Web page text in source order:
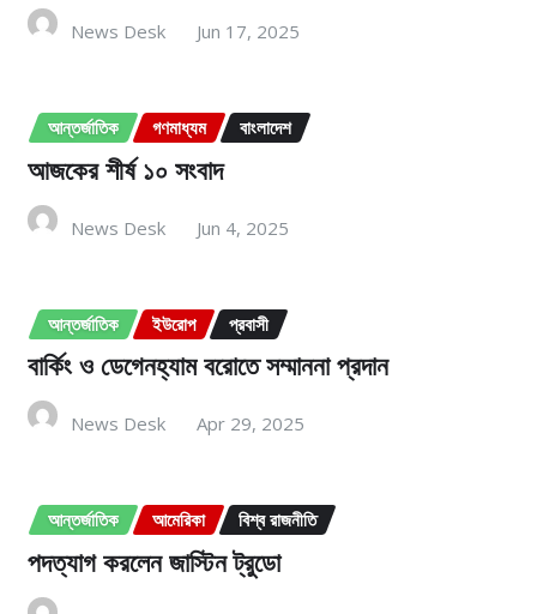
News Desk Jun 17, 2025
আন্তর্জাতিক গণমাধ্যম বাংলাদেশ
আজকের শীর্ষ ১০ সংবাদ
News Desk Jun 4, 2025
আন্তর্জাতিক ইউরোপ প্রবাসী
বার্কিং ও ডেগেনহ্যাম বরোতে সম্মাননা প্রদান
News Desk Apr 29, 2025
আন্তর্জাতিক আমেরিকা বিশ্ব রাজনীতি
পদত্যাগ করলেন জাস্টিন ট্র‍ুডো